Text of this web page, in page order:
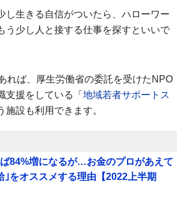
し生きる自信がついたら、ハローワー
う少し人と接する仕事を探すといいで
れば、厚生労働省の委託を受けたNPO
支援をしている「 地域若者サポートス
施設も利用できます。
84%増になるが…お金のプロがあえて
｣をオススメする理由【2022上半期